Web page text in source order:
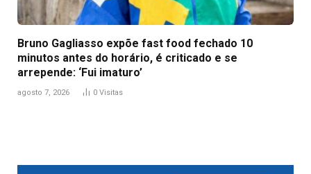
Bruno Gagliasso expõe fast food fechado 10
minutos antes do horário, é criticado e se
arrepende: ‘Fui imaturo’
agosto 7, 2026 0 Visitas